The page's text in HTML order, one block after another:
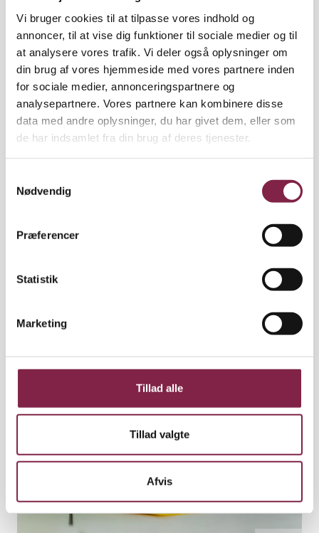
Vi bruger cookies til at tilpasse vores indhold og
annoncer, til at vise dig funktioner til sociale medier og til
at analysere vores trafik. Vi deler også oplysninger om
din brug af vores hjemmeside med vores partnere inden
for sociale medier, annonceringspartnere og
analysepartnere. Vores partnere kan kombinere disse
data med andre oplysninger, du har givet dem, eller som
de har indsamlet fra din brug af deres tjenester.
Nødvendig
Præferencer
Statistik
Marketing
Tillad alle
Tillad valgte
Afvis
udtørrer huden og ødelægger dens overflade.
Risikoen for hudlidelser bliver større, hvis I bruger
kemikalier som fx rengørings- og
desinfektionsmidler i forbindelse med det våde
arbejde.
Hudlidelser kan betyde, at du ikke længere kan
varetage dit arbejde og i værste fald, at du er nødt til
at skifte fag eller helt må forlade arbejdsmarkedet.
Tjek etiketten
Mange af de farlige stoffer og materialer, I
bruger på arbejdspladsen, har en
faremærkningen til at finde ud af, hvilke farer